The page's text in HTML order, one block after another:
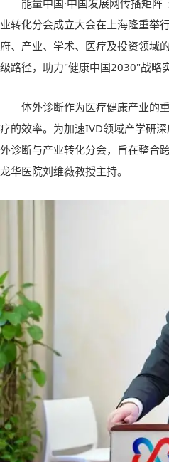
能量中国·中国发展网传播矩
业转化分会成立大会在上海隆重举
府、产业、学术、医疗及投资领域
级路径，助力"健康中国2030"战略
体外诊断作为医疗健康产业的
疗的效率。为加速IVD领域产学研
外诊断与产业转化分会，旨在整合
龙华医院刘维薇教授主持。